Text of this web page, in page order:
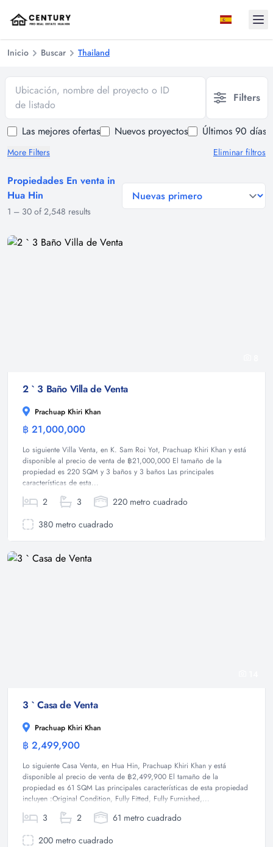
Inicio Buscar Thailand
Ubicación, nombre del proyecto o ID
de listado
Filters
Las mejores ofertas Nuevos proyectos Últimos 90 días
More Filters Eliminar filtros
Propiedades En venta in
Hua Hin
1 – 30 of 2,548 results
general.sort-by
2 ` 3 Baño Villa de Venta
Prachuap Khiri Khan
฿ 21,000,000
Lo siguiente Villa Venta, en K. Sam Roi Yot, Prachuap Khiri Khan y está
disponible al precio de venta de ฿21,000,000 El tamaño de la
propiedad es 220 SQM y 3 baños y 3 baños Las principales
características de esta...
2 3
220 metro cuadrado
380 metro cuadrado
3 ` Casa de Venta
Prachuap Khiri Khan
฿ 2,499,900
Lo siguiente Casa Venta, en Hua Hin, Prachuap Khiri Khan y está
disponible al precio de venta de ฿2,499,900 El tamaño de la
propiedad es 61 SQM Las principales características de esta propiedad
incluyen :Original Condition, Fully Fitted, Fully Furnished,...
3 2
61 metro cuadrado
200 metro cuadrado